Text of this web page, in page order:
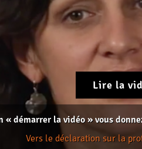
Lire la
démarrer la vidéo » vous
Vers le déclaration sur la